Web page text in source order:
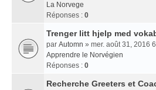
La Norvege
Réponses : 0
Trenger litt hjelp med
par Automn » mer. août 31, 2016
Apprendre le Norvégien
Réponses : 0
Recherche Greeters et